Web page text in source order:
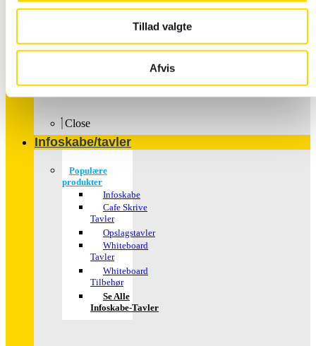
Tillad valgte
Afvis
Close
Infoskabe/tavler
Populære
produkter
Infoskabe
Cafe Skrive
Tavler
Opslagstavler
Whiteboard
Tavler
Whiteboard
Tilbehør
Se Alle
Infoskabe-Tavler